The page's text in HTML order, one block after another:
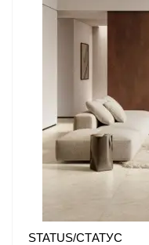
STATUS/СТАТУС